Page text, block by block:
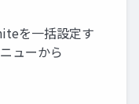
を一括設定す
ューから